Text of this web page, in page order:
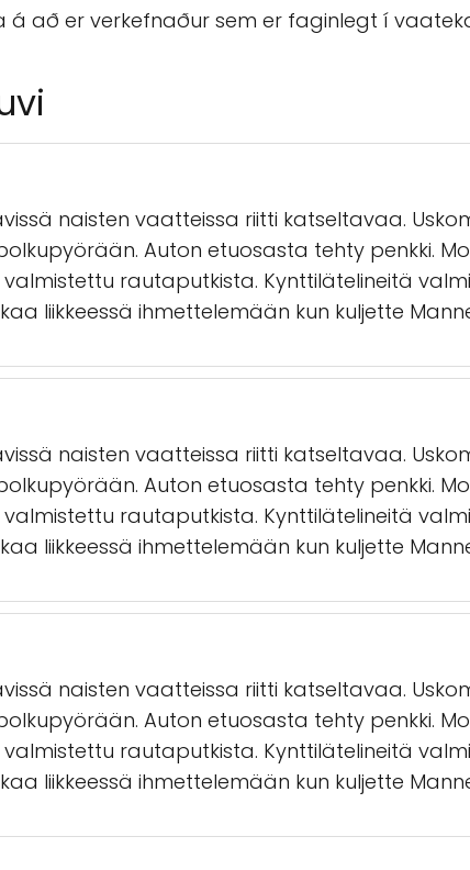
á að er verkefnaður sem er faginlegt í
naisten vaatteissa riitti katseltavaa.
Auton etuosasta tehty penkki.
valmistettu rautaputkista. Kynttilätelineitä
liikkeessä ihmettelemään kun kuljette
naisten vaatteissa riitti katseltavaa.
Auton etuosasta tehty penkki.
valmistettu rautaputkista. Kynttilätelineitä
liikkeessä ihmettelemään kun kuljette
naisten vaatteissa riitti katseltavaa.
Auton etuosasta tehty penkki.
valmistettu rautaputkista. Kynttilätelineitä
liikkeessä ihmettelemään kun kuljette